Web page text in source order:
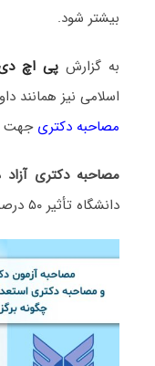
بیشتر شود.
به گزارشپی اچ
اسلامی نیز همانند
مصاحبه‌ دکتری جهت
مصاحبه دکتری آزاد
دانشگاه تأثیر ۵۰ درصدی دارد.